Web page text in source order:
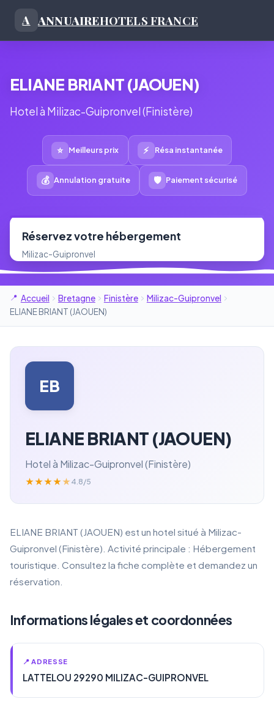
A ANNUAIREHOTELS FRANCE
ELIANE BRIANT (JAOUEN)
Hotel à Milizac-Guipronvel (Finistère)
⭐ Meilleurs prix ⚡ Résa instantanée
💰 Annulation gratuite 🛡 Paiement sécurisé
Réservez votre hébergement
Milizac-Guipronvel
Accueil Bretagne Finistère
Milizac-Guipronvel
ELIANE BRIANT (JAOUEN)
EB
ELIANE BRIANT (JAOUEN)
Hotel à Milizac-Guipronvel (Finistère)
★★★★★ 4.8/5
ELIANE BRIANT (JAOUEN) est un hotel situé à Milizac-
Guipronvel (Finistère). Activité principale : Hébergement
touristique. Consultez la fiche complète et demandez un
réservation.
Informations légales et coordonnées
📍 ADRESSE
LATTELOU 29290 MILIZAC-GUIPRONVEL